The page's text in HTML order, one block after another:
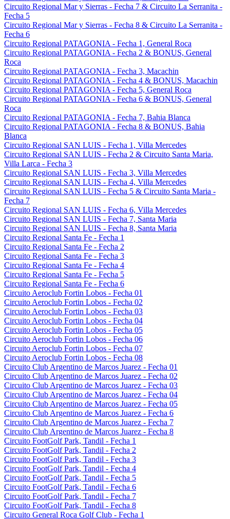
Circuito Regional Mar y Sierras - Fecha 7 & Circuito La Serranita -
Fecha 5
Circuito Regional Mar y Sierras - Fecha 8 & Circuito La Serranita -
Fecha 6
Circuito Regional PATAGONIA - Fecha 1, General Roca
Circuito Regional PATAGONIA - Fecha 2 & BONUS, General
Roca
Circuito Regional PATAGONIA - Fecha 3, Macachin
Circuito Regional PATAGONIA - Fecha 4 & BONUS, Macachin
Circuito Regional PATAGONIA - Fecha 5, General Roca
Circuito Regional PATAGONIA - Fecha 6 & BONUS, General
Roca
Circuito Regional PATAGONIA - Fecha 7, Bahia Blanca
Circuito Regional PATAGONIA - Fecha 8 & BONUS, Bahia
Blanca
Circuito Regional SAN LUIS - Fecha 1, Villa Mercedes
Circuito Regional SAN LUIS - Fecha 2 & Circuito Santa Maria,
Villa Larca - Fecha 3
Circuito Regional SAN LUIS - Fecha 3, Villa Mercedes
Circuito Regional SAN LUIS - Fecha 4, Villa Mercedes
Circuito Regional SAN LUIS - Fecha 5 & Circuito Santa Maria -
Fecha 7
Circuito Regional SAN LUIS - Fecha 6, Villa Mercedes
Circuito Regional SAN LUIS - Fecha 7, Santa Maria
Circuito Regional SAN LUIS - Fecha 8, Santa Maria
Circuito Regional Santa Fe - Fecha 1
Circuito Regional Santa Fe - Fecha 2
Circuito Regional Santa Fe - Fecha 3
Circuito Regional Santa Fe - Fecha 4
Circuito Regional Santa Fe - Fecha 5
Circuito Regional Santa Fe - Fecha 6
Circuito Aeroclub Fortin Lobos - Fecha 01
Circuito Aeroclub Fortin Lobos - Fecha 02
Circuito Aeroclub Fortin Lobos - Fecha 03
Circuito Aeroclub Fortin Lobos - Fecha 04
Circuito Aeroclub Fortin Lobos - Fecha 05
Circuito Aeroclub Fortin Lobos - Fecha 06
Circuito Aeroclub Fortin Lobos - Fecha 07
Circuito Aeroclub Fortin Lobos - Fecha 08
Circuito Club Argentino de Marcos Juarez - Fecha 01
Circuito Club Argentino de Marcos Juarez - Fecha 02
Circuito Club Argentino de Marcos Juarez - Fecha 03
Circuito Club Argentino de Marcos Juarez - Fecha 04
Circuito Club Argentino de Marcos Juarez - Fecha 05
Circuito Club Argentino de Marcos Juarez - Fecha 6
Circuito Club Argentino de Marcos Juarez - Fecha 7
Circuito Club Argentino de Marcos Juarez - Fecha 8
Circuito FootGolf Park, Tandil - Fecha 1
Circuito FootGolf Park, Tandil - Fecha 2
Circuito FootGolf Park, Tandil - Fecha 3
Circuito FootGolf Park, Tandil - Fecha 4
Circuito FootGolf Park, Tandil - Fecha 5
Circuito FootGolf Park, Tandil - Fecha 6
Circuito FootGolf Park, Tandil - Fecha 7
Circuito FootGolf Park, Tandil - Fecha 8
Circuito General Roca Golf Club - Fecha 1